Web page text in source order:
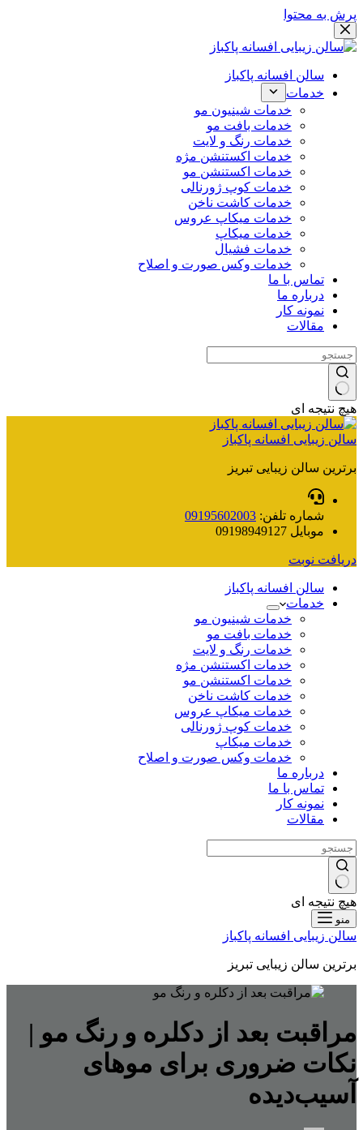
پرش به محتوا
سالن افسانه پاکباز
خدمات
خدمات شینیون مو
خدمات بافت مو
خدمات رنگ و لایت
خدمات اکستنشن مژه
خدمات اکستنشن مو
خدمات کوپ ژورنالی
خدمات کاشت ناخن
خدمات میکاپ عروس
خدمات میکاپ
خدمات فشیال
خدمات وکس صورت و اصلاح
تماس با ما
درباره ما
نمونه کار
مقالات
هیچ نتیجه ای
سالن زیبایی افسانه پاکباز
برترین سالن زیبایی تبریز
شماره تلفن: 09195602003
موبایل 09198949127
دریافت نوبت
سالن افسانه پاکباز
خدمات
خدمات شینیون مو
خدمات بافت مو
خدمات رنگ و لایت
خدمات اکستنشن مژه
خدمات اکستنشن مو
خدمات کاشت ناخن
خدمات میکاپ عروس
خدمات کوپ ژورنالی
خدمات میکاپ
خدمات وکس صورت و اصلاح
درباره ما
تماس با ما
نمونه کار
مقالات
هیچ نتیجه ای
منو
سالن زیبایی افسانه پاکباز
برترین سالن زیبایی تبریز
مراقبت بعد از دکلره و رنگ مو |
نکات ضروری برای موهای
آسیب‌دیده